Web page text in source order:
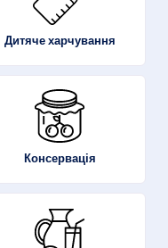
Дитяче харчування
Консервація